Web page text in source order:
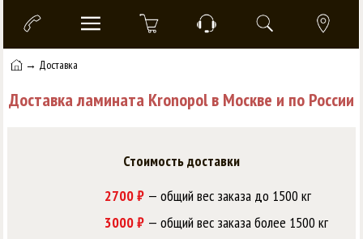
→ Доставка
Доставка ламината Kronopol в Москве и по России
Стоимость доставки
2700 ₽— общий вес заказа до 1500 кг
3000 ₽— общий вес заказа более 1500 кг